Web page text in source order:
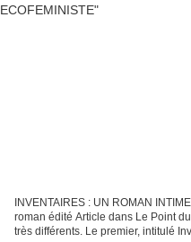
INVENTAIRES : UN ROMAN
roman édité Article dans Le Point
très différents. Le premier, intitulé